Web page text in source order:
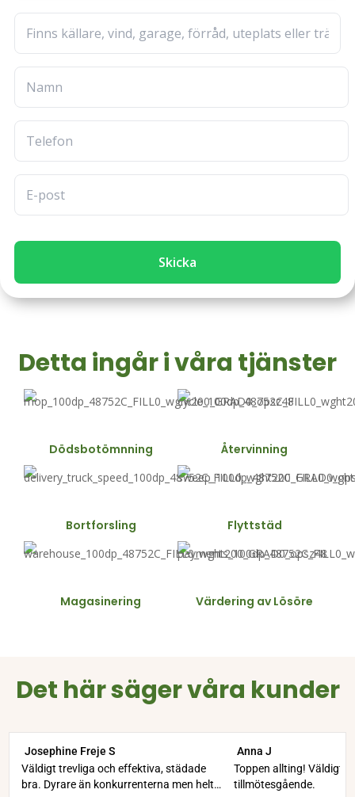
Skicka
Detta ingår i våra tjänster
Dödsbotömnning Återvinning
Bortforsling Flyttstäd
Magasinering Värdering av Lösöre
Det här säger våra kunder